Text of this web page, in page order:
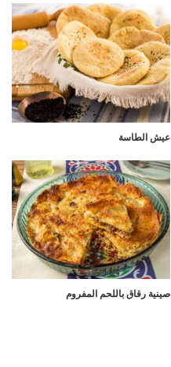
عيش الطاسة
صينية رقاق باللحم المفروم